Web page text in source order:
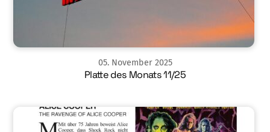
05. November 2025
Platte des Monats 11/25